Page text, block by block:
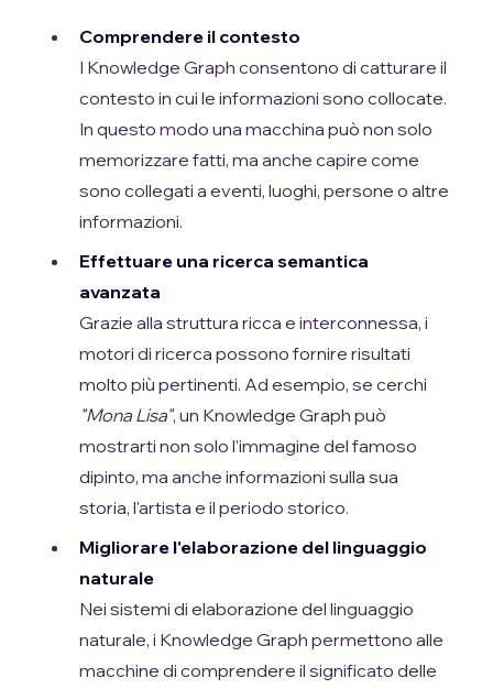
Comprendere il contesto
I Knowledge Graph consentono di catturare il
contesto in cui le informazioni sono collocate.
In questo modo una macchina può non solo
memorizzare fatti, ma anche capire come
sono collegati a eventi, luoghi, persone o altre
informazioni.
Effettuare una ricerca semantica
avanzata
Grazie alla struttura ricca e interconnessa, i
motori di ricerca possono fornire risultati
molto più pertinenti. Ad esempio, se cerchi
"Mona Lisa", un Knowledge Graph può
mostrarti non solo l'immagine del famoso
dipinto, ma anche informazioni sulla sua
storia, l'artista e il periodo storico.
Migliorare l'elaborazione del linguaggio
naturale
Nei sistemi di elaborazione del linguaggio
naturale, i Knowledge Graph permettono alle
macchine di comprendere il significato delle